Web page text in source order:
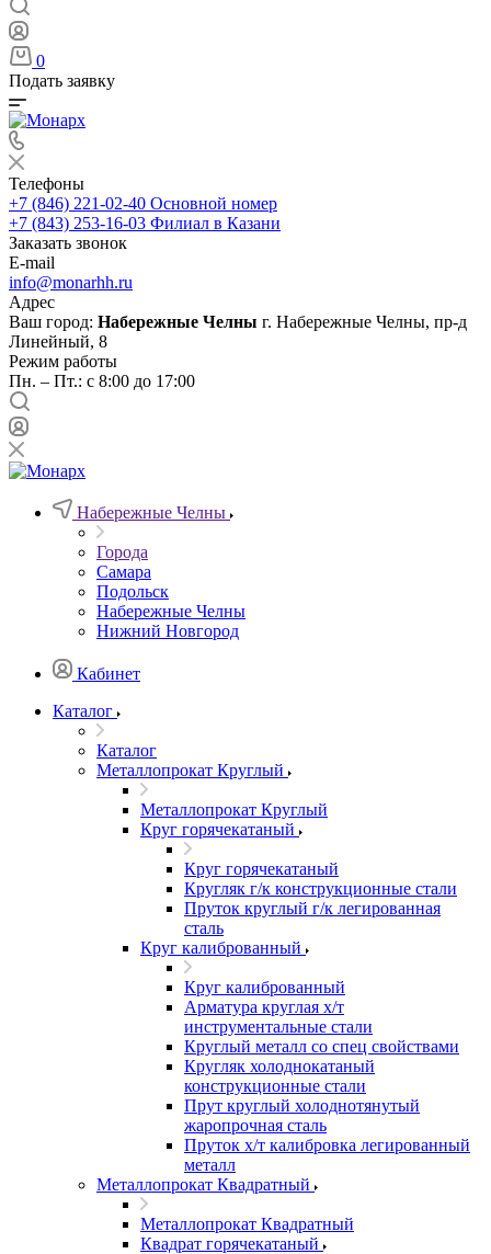
0
Подать заявку
Телефоны
+7 (846) 221-02-40 Основной номер
+7 (843) 253-16-03 Филиал в Казани
Заказать звонок
E-mail
info@monarhh.ru
Адрес
Ваш город: Набережные Челны г. Набережные Челны, пр-д
Линейный, 8
Режим работы
Пн. – Пт.: с 8:00 до 17:00
Набережные Челны
Города
Самара
Подольск
Набережные Челны
Нижний Новгород
Кабинет
Каталог
Каталог
Металлопрокат Круглый
Металлопрокат Круглый
Круг горячекатаный
Круг горячекатаный
Кругляк г/к конструкционные стали
Пруток круглый г/к легированная
сталь
Круг калиброванный
Круг калиброванный
Арматура круглая х/т
инструментальные стали
Круглый металл со спец свойствами
Кругляк холоднокатаный
конструкционные стали
Прут круглый холоднотянутый
жаропрочная сталь
Пруток х/т калибровка легированный
металл
Металлопрокат Квадратный
Металлопрокат Квадратный
Квадрат горячекатаный